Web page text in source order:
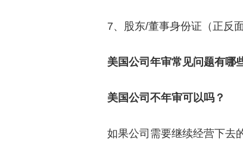
7、股东/董事身份证（正反
美国公司年审常见问题有哪
美国公司不年审可以吗？
如果公司需要继续经营下去